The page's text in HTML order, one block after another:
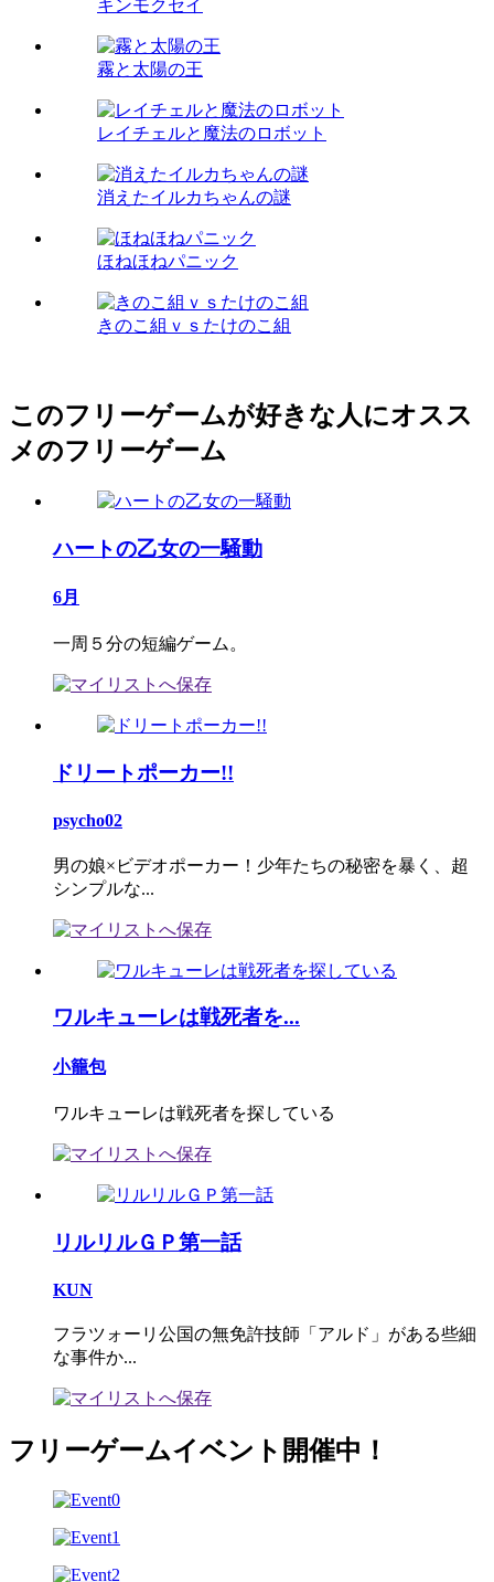
キンモクセイ
霧と太陽の王
レイチェルと魔法のロボット
消えたイルカちゃんの謎
ほねほねパニック
きのこ組ｖｓたけのこ組
このフリーゲームが好きな人にオスス
メのフリーゲーム
ハートの乙女の一騒動
6月
一周５分の短編ゲーム。
ドリートポーカー!!
psycho02
男の娘×ビデオポーカー！少年たちの秘密を暴く、超
シンプルな...
ワルキューレは戦死者を...
小籠包
ワルキューレは戦死者を探している
リルリルＧＰ第一話
KUN
フラツォーリ公国の無免許技師「アルド」がある些細
な事件か...
フリーゲームイベント開催中！